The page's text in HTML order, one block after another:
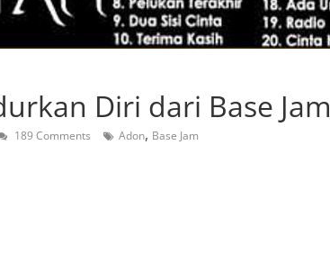
Diri dari Base Jam
189 Comments Adon, Base Jam